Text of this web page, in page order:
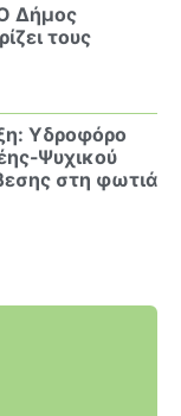
Δήμος
τους
Υδροφόρο
Ψυχικού
στη φωτιά